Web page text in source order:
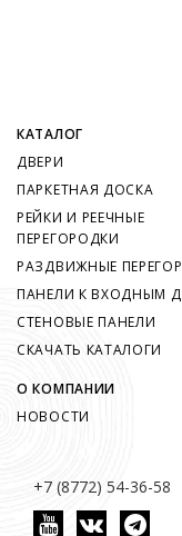
+7 (8772) 54-36-58
КАТАЛОГ
ДВЕРИ
ПАРКЕТНАЯ ДОСКА
РЕЙКИ И РЕЕЧНЫЕ
ПЕРЕГОРОДКИ
РАЗДВИЖНЫЕ
ПАНЕЛИ К ВХОДНЫМ
СТЕНОВЫЕ ПАНЕЛИ
СКАЧАТЬ КАТАЛОГИ
О КОМПАНИИ
НОВОСТИ